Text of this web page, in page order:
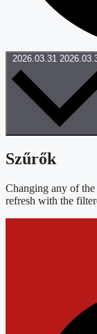
2026.03.31
Szűrők
Changing any of
refresh with the